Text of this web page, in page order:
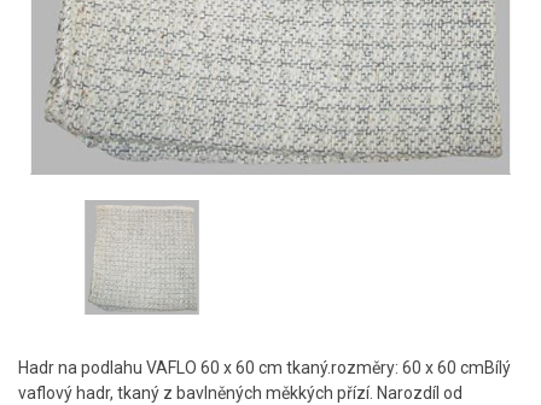
Hadr na podlahu VAFLO 60 x 60 cm tkaný.rozměry: 60 x 60 cmBílý
vaflový hadr, tkaný z bavlněných měkkých přízí. Narozdíl od